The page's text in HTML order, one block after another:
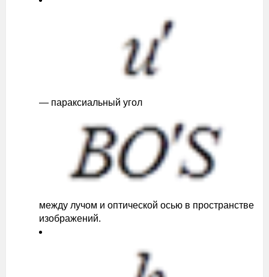
— параксиальный угол
между лучом и оптической осью в пространстве
изображений.